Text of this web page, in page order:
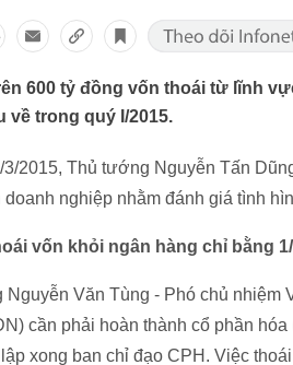
600 tỷ đồng vốn thoái từ lĩnh
về trong quý I/2015.
2015, Thủ tướng Nguyễn Tấn
doanh nghiệp nhằm đánh giá tình
vốn khỏi ngân hàng chỉ bằng
Nguyễn Văn Tùng - Phó chủ nhiệm
cần phải hoàn thành cổ phần
xong ban chỉ đạo CPH. Việc